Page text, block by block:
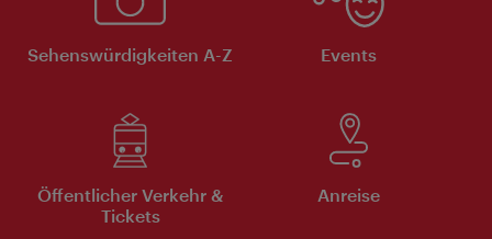
Sehenswürdigkeiten A-Z Events
Öffentlicher Verkehr &
Tickets
Anreise